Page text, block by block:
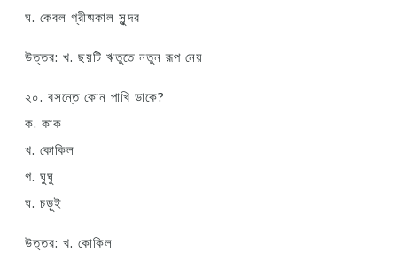
ঘ. কেবল গ্রীষ্মকাল সুন্দর
উত্তর: খ. ছয়টি ঋতুতে নতুন রূপ নেয়
২০. বসন্তে কোন পাখি ডাকে?
ক. কাক
খ. কোকিল
গ. ঘুঘু
ঘ. চড়ুই
উত্তর: খ. কোকিল